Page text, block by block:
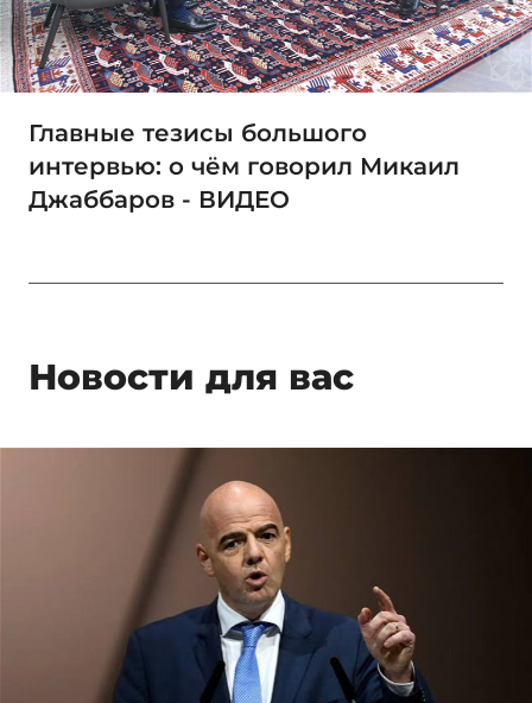
Главные тезисы большого
интервью: о чём говорил Микаил
Джаббаров - ВИДЕО
Новости для вас